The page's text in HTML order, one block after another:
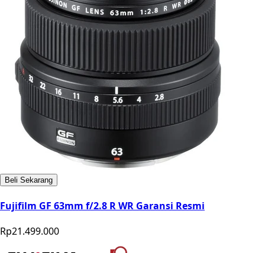
Beli Sekarang
Fujifilm GF 63mm f/2.8 R WR Garansi Resmi
Rp21.499.000